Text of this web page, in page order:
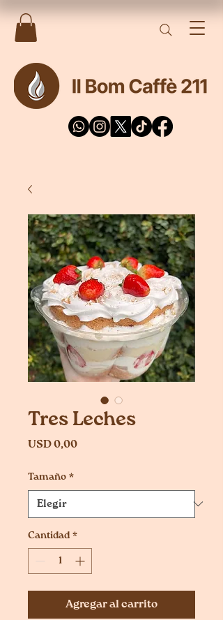
Tres Leches
USD 0,00Precio
Tamaño *
Cantidad *
Agregar al carrito